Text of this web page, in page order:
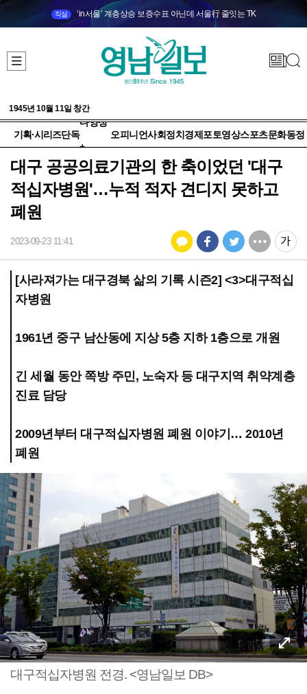
직설 ‘in서울’ 계층상승 보증수표 아닌데 서울行 줄잇는 TK
1945년 10월 11일 창간
기획·시리즈단독
다양성
+
오피니언사회정치 경제 포토영상스포츠문화동정
대구 공공의료기관의 한 축이었던 '대구
적십자병원'…누적 적자 견디지 못하고
폐원
2023-09-23 11:41
[사라져가는 대구경북 삶의 기록 시즌2] <3>대구적십
자병원
1961년 중구 남산동에 지상 5층 지하 1층으로 개원
긴 세월 동안 쪽방 주민, 노숙자 등 대구지역 취약계층
진료 담당
2009년부터 대구적십자병원 폐원 이야기… 2010년
폐원
대구적십자병원 전경. <영남일보 DB>